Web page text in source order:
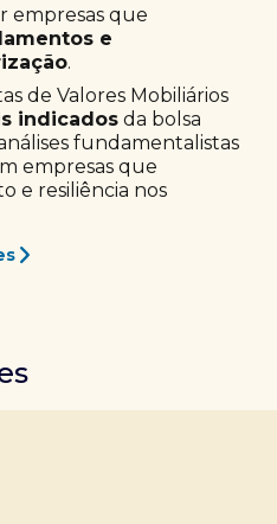
empresas que
e
.
de Valores Mobiliários
indicados da bolsa
fundamentalistas
empresas que
e resiliência nos